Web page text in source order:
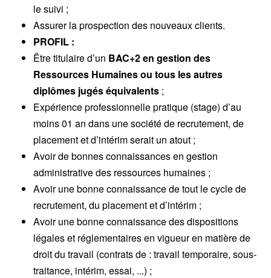
le suivi ;
Assurer la prospection des nouveaux clients.
PROFIL :
Être titulaire d’un BAC+2 en gestion des
Ressources Humaines ou tous les autres
diplômes jugés équivalents ;
Expérience professionnelle pratique (stage) d’au
moins 01 an dans une société de recrutement, de
placement et d’intérim serait un atout ;
Avoir de bonnes connaissances en gestion
administrative des ressources humaines ;
Avoir une bonne connaissance de tout le cycle de
recrutement, du placement et d’intérim ;
Avoir une bonne connaissance des dispositions
légales et réglementaires en vigueur en matière de
droit du travail (contrats de : travail temporaire, sous-
traitance, intérim, essai, ...) ;